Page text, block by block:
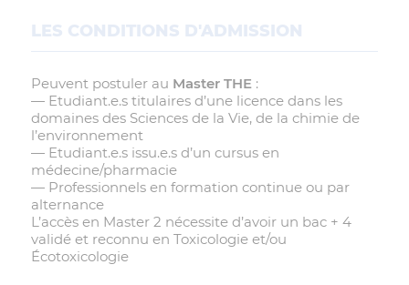
LES CONDITIONS D'ADMISSION
Peuvent postuler au Master THE :
— Etudiant.e.s titulaires d’une licence dans les
domaines des Sciences de la Vie, de la chimie de
l’environnement
— Etudiant.e.s issu.e.s d’un cursus en
médecine/pharmacie
— Professionnels en formation continue ou par
alternance
L’accès en Master 2 nécessite d’avoir un bac + 4
validé et reconnu en Toxicologie et/ou
Écotoxicologie